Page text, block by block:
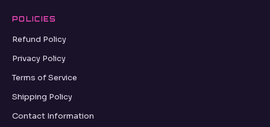
POLICIES
Refund Policy
Privacy Policy
Terms of Service
Shipping Policy
Contact Information